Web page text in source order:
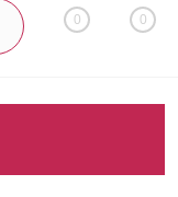
0 0